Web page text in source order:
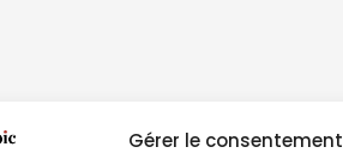
Gérer le consentement